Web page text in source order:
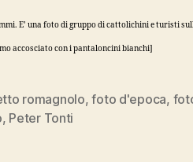
E’ una foto di gruppo di cattolichini e turisti
accosciato con i pantaloncini bianchi]
romagnolo,foto d'epoca,
, Peter Tonti